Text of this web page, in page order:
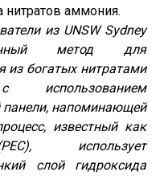
нитратов аммония.
из UNSW Sydney
метод для
из богатых нитратами
панели, напоминающей
известный как
использует
слой гидроксида